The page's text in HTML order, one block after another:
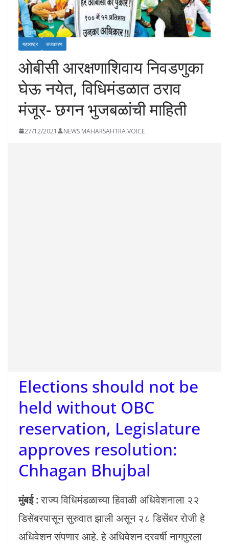
महाराष्ट्र राजकारण
ओबीसी आरक्षणाशिवाय निवडणुका
घेऊ नयेत, विधिमंडळात ठराव
मंजूर- छगन भुजबळांची माहिती
27/12/2021 NEWS MAHARSAHTRA VOICE
Elections should not be
held without OBC
reservation, Legislature
approves resolution:
Chhagan Bhujbal
मुंबई :राज्य विधिमंडळाच्या हिवाळी अधिवेशनाला २२
डिसेंबरपासून सुरुवात झाली असून २८ डिसेंबर रोजी हे
अधिवेशन संपणार आहे. हे अधिवेशन दरवर्षी नागपुरला